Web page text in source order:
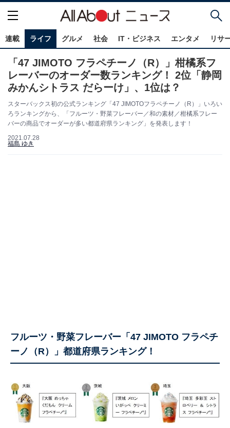
連載 ライフ グルメ 社会 IT・ビジネス エンタメ リサ
「47 JIMOTO フラペチーノ（R）」柑橘系フ
レーバーのオーダー数ランキング！ 2位「静岡
みかんシトラス だらーけ」、1位は？
スターバックス初の公式ランキング「47 JIMOTOフラペチーノ（R）」いろい
ろランキングから、「フルーツ・野菜フレーバー／和の素材／柑橘系フレー
バーの商品でオーダーが多い都道府県ランキング」を発表します！
2021.07.28
福島 ゆき
フルーツ・野菜フレーバー「47 JIMOTO フラペチ
ーノ（R）」都道府県ランキング！